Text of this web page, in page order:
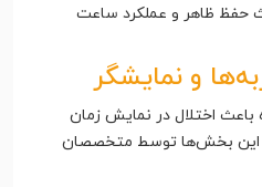
حفظ ظاهر و عملکرد ساعت
و نمایشگر
اختلال در نمایش زمان
این بخش‌ها توسط متخصصان